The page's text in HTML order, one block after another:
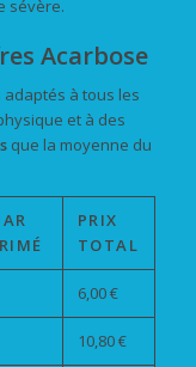
sévère.
Acarbose
à tous les
et à des
que la moyenne du
PRIX
TOTAL
6,00 €
10,80 €